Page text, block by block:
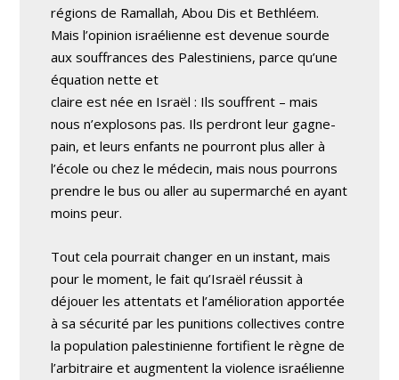
régions de Ramallah, Abou Dis et Bethléem.
Mais l’opinion israélienne est devenue sourde
aux souffrances des Palestiniens, parce qu’une
équation nette et
claire est née en Israël : Ils souffrent – mais
nous n’explosons pas. Ils perdront leur gagne-
pain, et leurs enfants ne pourront plus aller à
l’école ou chez le médecin, mais nous pourrons
prendre le bus ou aller au supermarché en ayant
moins peur.
Tout cela pourrait changer en un instant, mais
pour le moment, le fait qu’Israël réussit à
déjouer les attentats et l’amélioration apportée
à sa sécurité par les punitions collectives contre
la population palestinienne fortifient le règne de
l’arbitraire et augmentent la violence israélienne